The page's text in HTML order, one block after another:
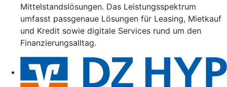
Mittelstandslösungen. Das Leistungsspektrum
umfasst passgenaue Lösungen für Leasing, Mietkauf
und Kredit sowie digitale Services rund um den
Finanzierungsalltag.